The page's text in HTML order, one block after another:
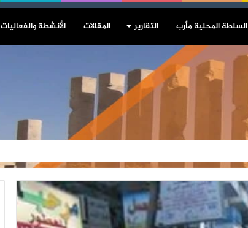
السلطة المحلية مأرب التقارير المقالات الأنشطة والفعاليات